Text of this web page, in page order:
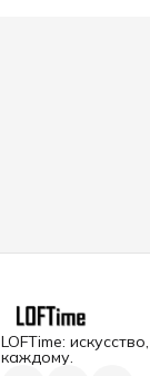
LOFTime:
каждому.